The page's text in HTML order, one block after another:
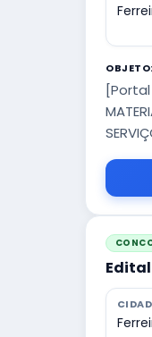
OBJETO:
[Portal